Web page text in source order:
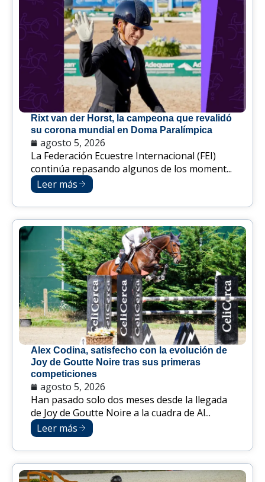
Rixt van der Horst, la campeona que revalidó
su corona mundial en Doma Paralímpica
agosto 5, 2026
La Federación Ecuestre Internacional (FEI)
continúa repasando algunos de los moment...
Leer más
Alex Codina, satisfecho con la evolución de
Joy de Goutte Noire tras sus primeras
competiciones
agosto 5, 2026
Han pasado solo dos meses desde la llegada
de Joy de Goutte Noire a la cuadra de Al...
Leer más